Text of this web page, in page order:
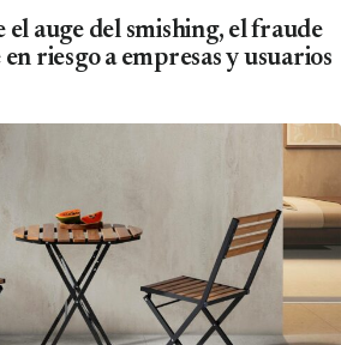
auge del smishing, el fraude
riesgo a empresas y usuarios